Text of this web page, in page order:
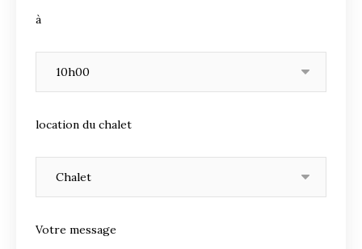
à
location du chalet
Votre message